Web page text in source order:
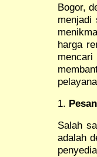
Bogor,
menjadi
harga
1.
Salah
adalah